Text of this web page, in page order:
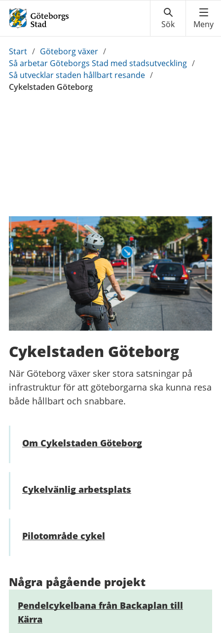
Du
är
här:
Start / Göteborg växer /
Så arbetar Göteborgs Stad med stadsutveckling /
Så utvecklar staden hållbart resande /
Cykelstaden Göteborg
Cykelstaden Göteborg
När Göteborg växer sker stora satsningar på
infrastruktur för att göteborgarna ska kunna resa
både hållbart och snabbare.
Om Cykelstaden Göteborg
Cykelvänlig arbetsplats
Pilotområde cykel
Några pågående projekt
Pendelcykelbana från Backaplan till
Kärra